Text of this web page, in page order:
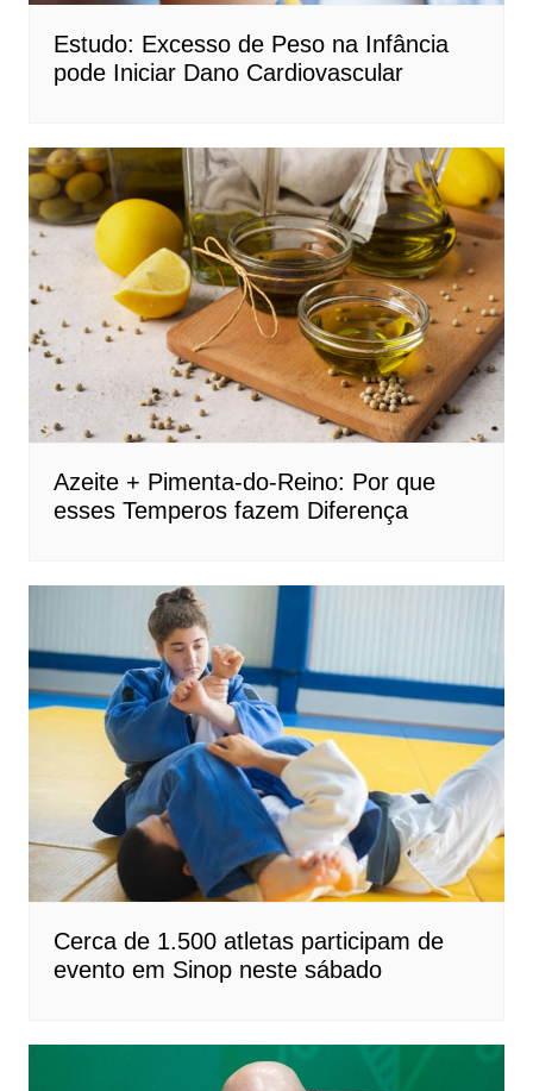
Estudo: Excesso de Peso na Infância
pode Iniciar Dano Cardiovascular
Azeite + Pimenta-do-Reino: Por que
esses Temperos fazem Diferença
Cerca de 1.500 atletas participam de
evento em Sinop neste sábado